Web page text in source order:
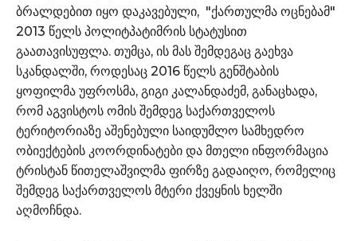
ბრალდებით იყო დაკავებული, "ქართულმა ოცნებამ"
2013 წელს პოლიტპატიმრის სტატუსით
გაათავისუფლა. თუმცა, ის მას შემდეგაც გაეხვა
სკანდალში, როდესაც 2016 წელს გენშტაბის
ყოფილმა უფროსმა, გიგი კალანდაძემ, განაცხადა,
რომ აგვისტოს ომის შემდეგ საქართველოს
ტერიტორიაზე აშენებული საიდუმლო სამხედრო
ობიექტების კოორდინატები და მთელი ინფორმაცია
ტრისტან წითელაშვილმა ფირზე გადაიღო, რომელიც
შემდეგ საქართველოს მტერი ქვეყნის ხელში
აღმოჩნდა.